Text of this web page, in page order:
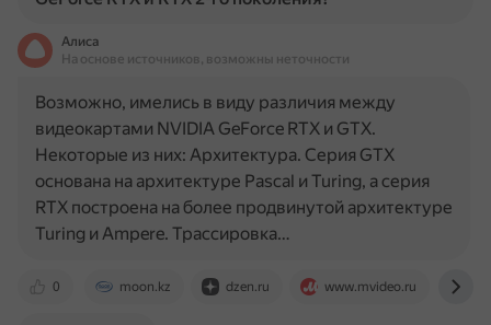
Алиса
На основе источников, возможны неточности
0 moon.kz dzen.ru www.mvideo.ru
Возможно, имелись в виду различия между
видеокартами NVIDIA GeForce RTX и GTX.
Некоторые из них: Архитектура. Серия GTX
основана на архитектуре Pascal и Turing, а серия
RTX построена на более продвинутой архитектуре
Turing и Ampere. Трассировка…